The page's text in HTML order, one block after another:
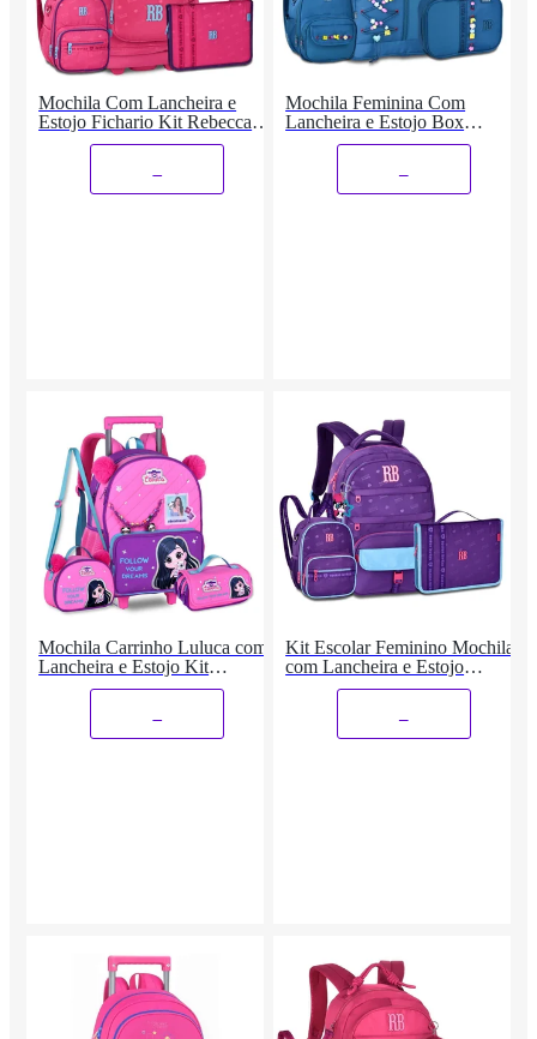
Mochila Com Lancheira e
Estojo Fichario Kit Rebecca
Bonbon
Mochila Feminina Com
Lancheira e Estojo Box
Rebecca Bonbon
Mochila Carrinho Luluca com
Lancheira e Estojo Kit
Completo
Kit Escolar Feminino Mochila
com Lancheira e Estojo
Fichário